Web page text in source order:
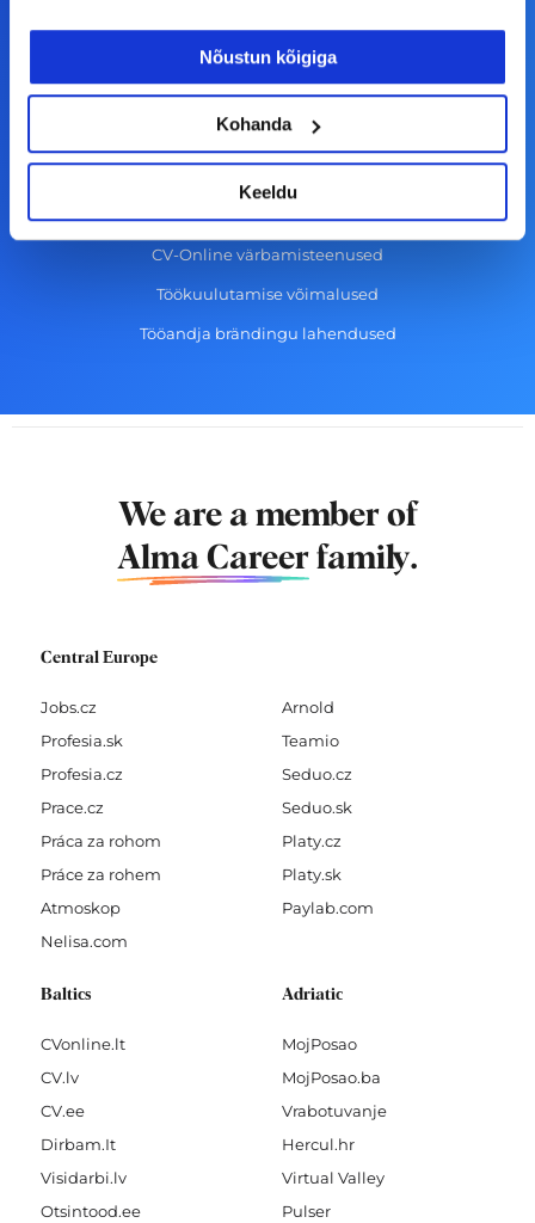
Nõustun kõigiga
Kohanda
Keeldu
-
m
Aktiveeri tööpakkumiste teavitus
KKK
Tööandjale
Lisa töökuulutus CV.ee lehele
CV-Online värbamisteenused
Töökuulutamise võimalused
Tööandja brändingu lahendused
We are a member of
Alma Career family.
Central Europe
Jobs.cz
Profesia.sk
Profesia.cz
Prace.cz
Práca za rohom
Práce za rohem
Atmoskop
Nelisa.com
Arnold
Teamio
Seduo.cz
Seduo.sk
Platy.cz
Platy.sk
Paylab.com
Baltics
CVonline.lt
CV.lv
CV.ee
Dirbam.It
Visidarbi.lv
Otsintood.ee
Adriatic
MojPosao
MojPosao.ba
Vrabotuvanje
Hercul.hr
Virtual Valley
Pulser